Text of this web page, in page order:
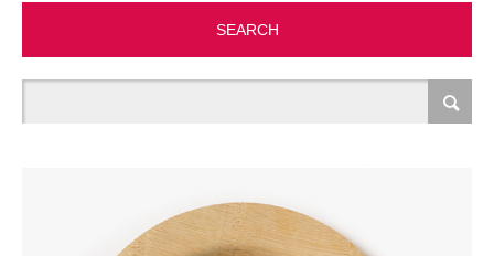
SEARCH
事務